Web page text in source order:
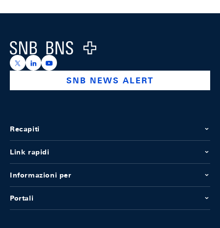
Logo
https://x.com/snb_bns
https://ch.linkedin.com/company/swiss-national-
https://www.youtube.com/@swissnationalbank
SNB NEWS ALERT
Recapiti
Link rapidi
Informazioni per
Portali